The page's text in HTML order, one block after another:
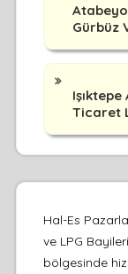
Gürbüz
Ticaret
Hal-Es
ve LPG
bölgesinde